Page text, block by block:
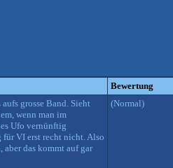
Bewertung
grosse Band. Sieht
wenn man im
Ufo vernünftig
für VI erst recht nicht. Also
aber das kommt auf gar
(Normal)